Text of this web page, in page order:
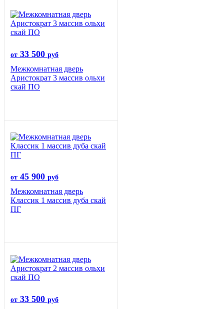
от 33 500 руб
Межкомнатная дверь
Аристократ 3 массив ольхи
скай ПО
от 45 900 руб
Межкомнатная дверь
Классик 1 массив дуба скай
ПГ
от 33 500 руб